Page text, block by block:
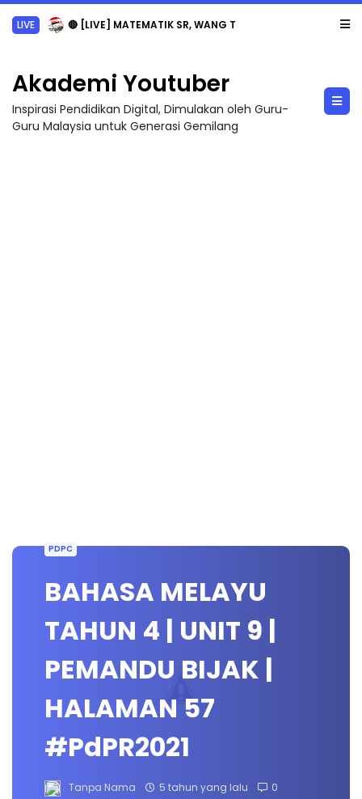
Sejarah Tingkatan 4
Akademi Youtuber
Inspirasi Pendidikan Digital, Dimulakan oleh Guru-
Guru Malaysia untuk Generasi Gemilang
PDPC
BAHASA MELAYU
TAHUN 4 | UNIT 9 |
PEMANDU BIJAK |
HALAMAN 57
#PdPR2021
Tanpa Nama 5 tahun yang lalu 0